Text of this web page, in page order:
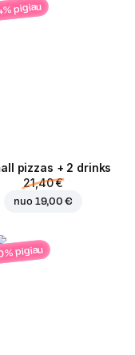
pigiau
pizzas + 2 drinks
21,40 €
nuo 19,00 €
pigiau